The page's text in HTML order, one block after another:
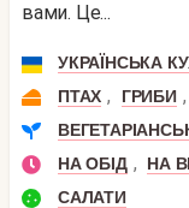
вами. Це...
УКРАЇНСЬКА
ПТАХ , ГРИБИ ,
НА ОБІД , НА
САЛАТИ